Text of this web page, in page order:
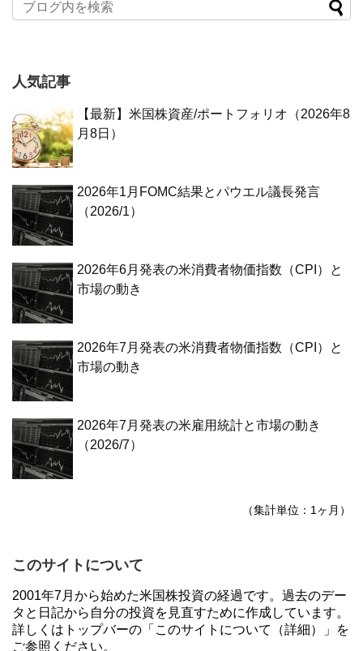
人気記事
【最新】米国株資産/ポートフォリオ（2026年8
月8日）
2026年1月FOMC結果とパウエル議長発言
（2026/1）
2026年6月発表の米消費者物価指数（CPI）と
市場の動き
2026年7月発表の米消費者物価指数（CPI）と
市場の動き
2026年7月発表の米雇用統計と市場の動き
（2026/7）
（集計単位：1ヶ月）
このサイトについて
2001年7月から始めた米国株投資の経過です。過去のデー
タと日記から自分の投資を見直すために作成しています。
詳しくはトップバーの「このサイトについて（詳細）」を
ご参照ください。